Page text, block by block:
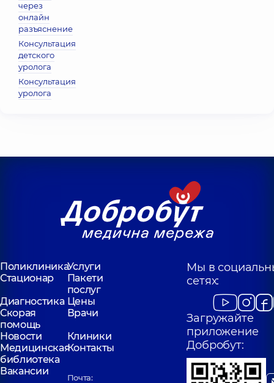
через
онлайн
разъяснение
Консультация
детского
уролога
Консультация
уролога
ПоликлиникаУслуги
Стационар
Пакети
послуг
Диагностика Цены
Скорая
помощь
Врачи
Новости
Клиники
Медицинская
библиотека
Контакты
Вакансии
Почта:
Мы в
сетях:
Загружайте
приложение
Добробут: